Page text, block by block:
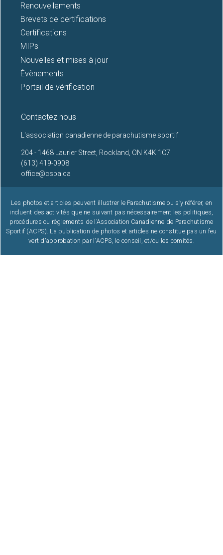
18
19
20
23
Renouvellements
Brevets de certifications
Certifications
MIPs
Nouvelles et mises à jour
Évènements
Portail de vérification
Contactez nous
L'association canadienne de parachutisme sportif
204 - 1468 Laurier Street, Rockland, ON K4K 1C7
(613) 419-0908
office@cspa.ca
Les photos et articles peuvent illustrer le Parachutisme ou s’y référer, en
incluent des activités que ne suivant pas nécessairement les politiques,
procédures ou règlements de l’Association Canadienne de Parachutisme
Sportif (ACPS). La publication de photos et articles ne constitue pas un feu
vert d'approbation par l'ACPS, le conseil, et/ou les comités.